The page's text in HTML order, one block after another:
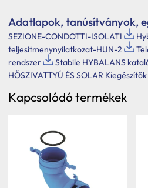
Adatlapok, tanúsítványok,
SEZIONE-CONDOTTI-ISOLATI
teljesitmenynyilatkozat-HUN-2
rendszer
Stabile HYBALANS
HŐSZIVATTYÚ ÉS SOLAR
Kapcsolódó termékek